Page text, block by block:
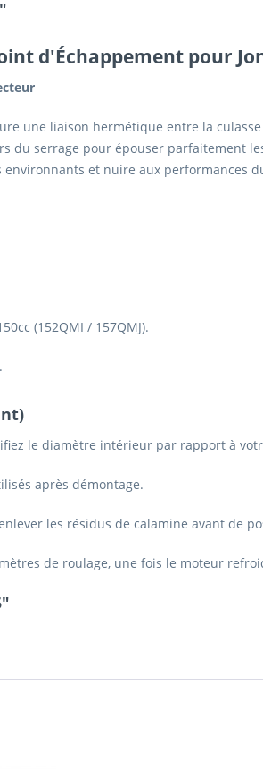
d'Échappement pour
une liaison hermétique entre la
du serrage pour épouser parfaitement
et nuire aux performances
(152QMI / 157QMJ).
le diamètre intérieur par rapport à
après démontage.
les résidus de calamine avant de
de roulage, une fois le moteur